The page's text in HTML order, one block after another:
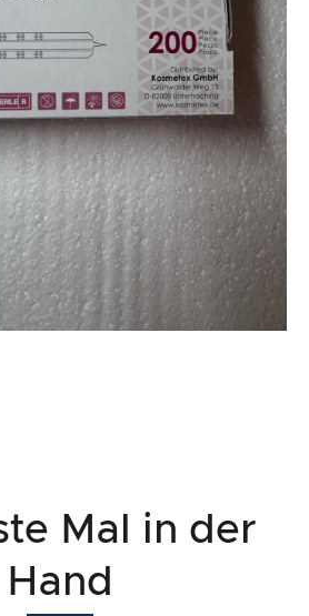
Mal in der
Hand